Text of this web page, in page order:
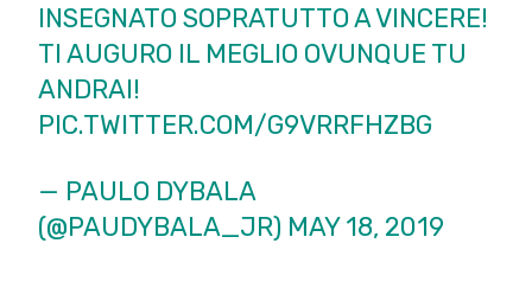
INSEGNATO SOPRATUTTO A VINCERE!
TI AUGURO IL MEGLIO OVUNQUE TU
ANDRAI!
PIC.TWITTER.COM/G9VRRFHZBG
— PAULO DYBALA
(@PAUDYBALA_JR) MAY 18, 2019